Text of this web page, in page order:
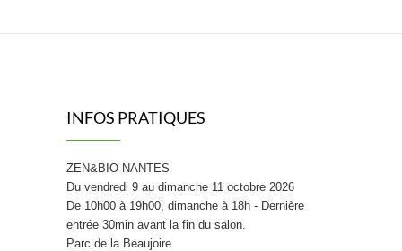
INFOS PRATIQUES
ZEN&BIO NANTES
Du vendredi 9 au dimanche 11 octobre 2026
De 10h00 à 19h00, dimanche à 18h - Dernière
entrée 30min avant la fin du salon.
Parc de la Beaujoire